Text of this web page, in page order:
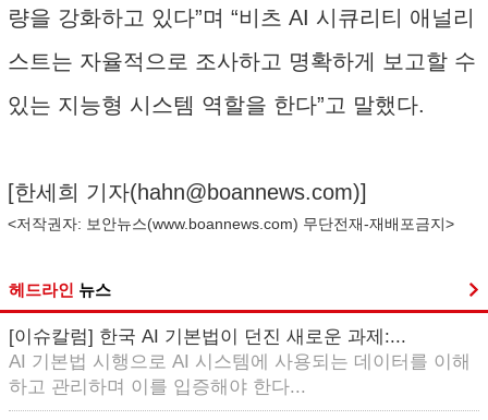
량을 강화하고 있다”며 “비츠 AI 시큐리티 애널리
스트는 자율적으로 조사하고 명확하게 보고할 수
있는 지능형 시스템 역할을 한다”고 말했다.
[한세희 기자(hahn@boannews.com)]
<저작권자: 보안뉴스(www.boannews.com) 무단전재-재배포금지>
헤드라인 뉴스
[이슈칼럼] 한국 AI 기본법이 던진 새로운 과제:...
AI 기본법 시행으로 AI 시스템에 사용되는 데이터를 이해
하고 관리하며 이를 입증해야 한다...